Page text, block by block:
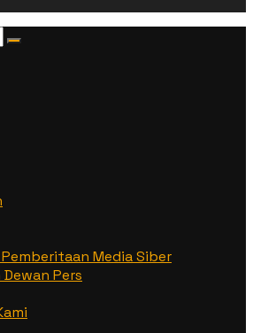
Media Siber
Pers